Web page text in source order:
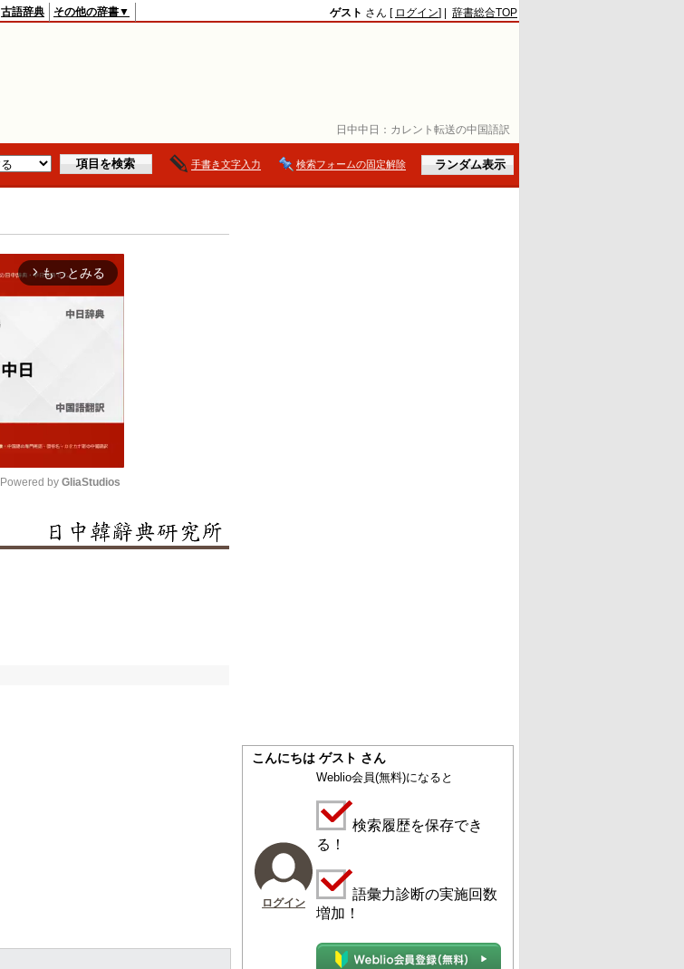
日中中日： カレント転送の中国語訳
古語辞典 その他の辞書▼ ゲスト さん [ ログイン] | 辞書総合TOP
手書き文字入力 検索フォームの固定解除
arrow_forward_ios もっとみる
Mute
Powered by GliaStudios
こんにちは ゲスト さん
ログイン
Weblio会員(無料)になると
検索履歴を保存でき
る！
語彙力診断の実施回数
増加！